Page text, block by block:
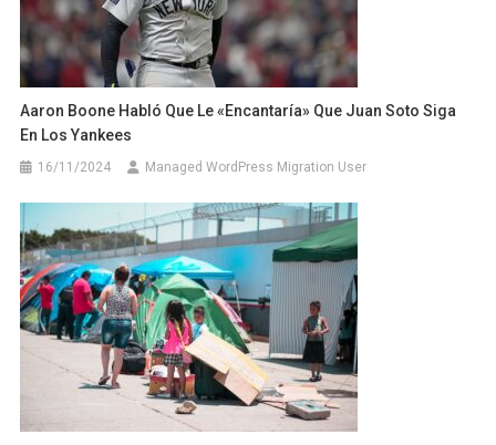
Aaron Boone Habló Que Le «encantaría» Que Juan Soto Siga
En Los Yankees
16/11/2024 Managed WordPress Migration User